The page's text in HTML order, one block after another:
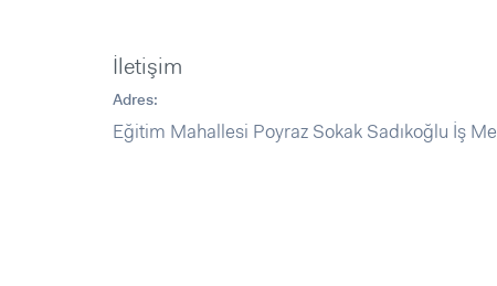
İletişim
Adres:
Eğitim Mahallesi Poyraz Sokak Sadıkoğlu İş